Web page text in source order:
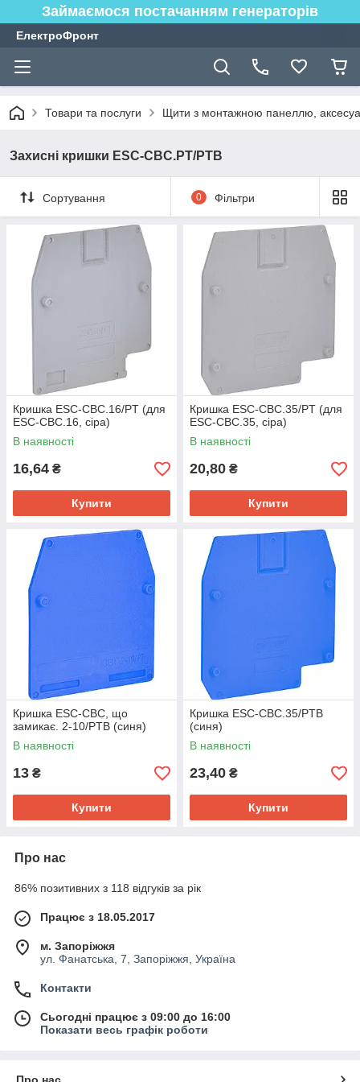
Займаємося постачанням генераторів
ЕлектроФронт
Товари та послуги Щити з монтажною панеллю,
Захисні кришки ESC-CBC.PT/PTB
Сортування 0 Фільтри
Кришка ESC-CBC.16/PT (для
ESC-CBC.16, сіра)
В наявності
16,64 ₴
Купити
Кришка ESC-CBC.35/PT (для
ESC-CBC.35, сіра)
В наявності
20,80 ₴
Купити
Кришка ESC-CBC, що
замикає. 2-10/PTB (синя)
В наявності
13 ₴
Купити
Кришка ESC-CBC.35/PTB
(синя)
В наявності
23,40 ₴
Купити
Про нас
86% позитивних з 118 відгуків за рік
Працює з 18.05.2017
м. Запоріжжя
ул. Фанатська, 7, Запоріжжя, Україна
Контакти
Сьогодні працює з 09:00 до 16:00
Показати весь графік роботи